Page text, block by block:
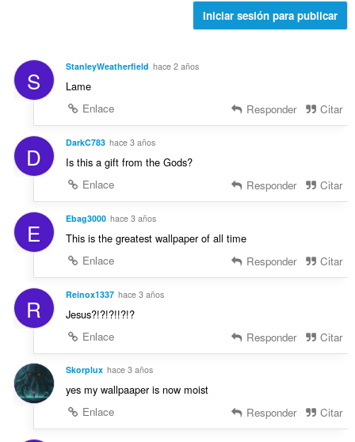
Iniciar sesión para publicar
S StanleyWeatherfield hace 2 años
Lame
Enlace
Responder Citar
D DarkC783 hace 3 años
Is this a gift from the Gods?
Enlace
Responder Citar
E Ebag3000 hace 3 años
This is the greatest wallpaper of all time
Enlace
Responder Citar
R Reinox1337 hace 3 años
Jesus?!?!?!!?!?
Enlace
Responder Citar
Skorplux hace 3 años
yes my wallpaaper is now moist
Enlace
Responder Citar